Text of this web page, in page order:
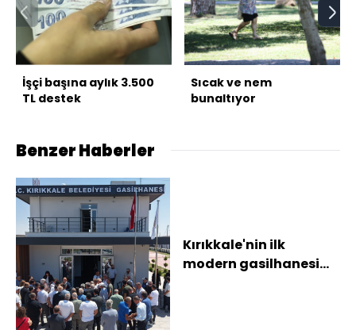
İşçi başına aylık 3.500
TL destek
Sıcak ve nem
bunaltıyor
Benzer Haberler
Kırıkkale'nin ilk
modern gasilhanesi